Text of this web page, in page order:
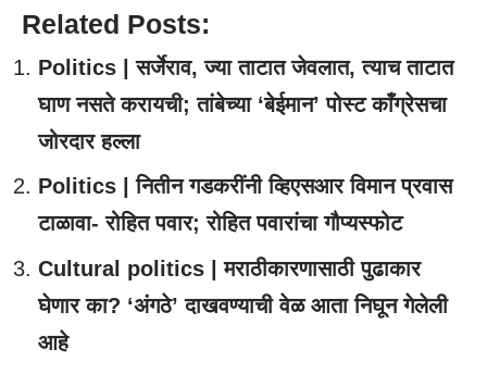
Related Posts:
Politics | सर्जेराव, ज्या ताटात जेवलात, त्याच ताटात
घाण नसते करायची; तांबेच्या ‘बेईमान’ पोस्ट काँग्रेसचा
जोरदार हल्ला
Politics | नितीन गडकरींनी व्हिएसआर विमान प्रवास
टाळावा- रोहित पवार; रोहित पवारांचा गौप्यस्फोट
Cultural politics | मराठीकारणासाठी पुढाकार
घेणार का? ‘अंगठे’ दाखवण्याची वेळ आता निघून गेलेली
आहे